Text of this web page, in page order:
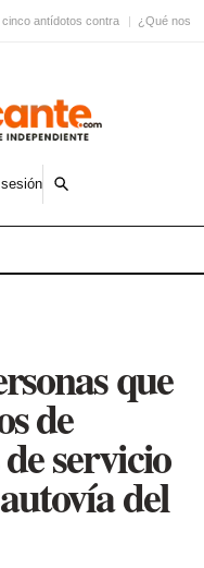
cinco antídotos contra ¿Qué nos
que
de
servicio
del